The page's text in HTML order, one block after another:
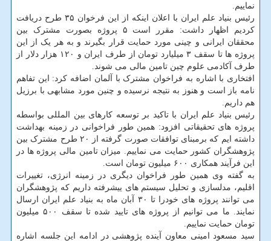
نماییم.
رئیس بنیاد علم ایران با اعلان اینکه از این فرخوان ۳۵ طرح دریافت
کردیم اظهار داشت: مقرر است ۵ پروژه بصورت مشترک بین
محققان ایرانی و چینی مورد حمایت قرار بگیرند و به هر یک از این
پروژه ها تا سقف ۳ میلیارد تومان از طرف ایران و ۱۲۰ هزار دلار از
طرف آکادمی علوم چین تامین مالی می شوند.
افتخاری با اشاره به فراخوان مشترک با آلمان اضافه کرد: این تفاهم
نامه باز است و هنوز به نتیجه نرسیده و چنین مورد مشابهی با برزیل
هم داریم.
رئیس بنیاد علم ایران با تاکید بر توسعه کارهای بین المللی بواسطه
پروژه های تحقیقاتی افزود: همین طور فراخوانی در زمینه بهداشت
داشته ایم که برمبنای توافقات صورت گرفته از ۲۰ طرح مشترک بین
پژوهشگران کشور حمایت می نماییم. میزان تامین مالی پروژه ها در
این فرآیند همکاری ۶۰۰ میلیون تومان است.
به گفته وی همین طور فراخوان دیگری در زمینه انرژی، تغییرات
اقلیم، مدلسازی و تحلیل سیستم های ییشرفته داریم که پژوهشگران
می توانند پروژه های خودرا تا ۳۰ آبان ماه به بنیاد علم ایران ارسال
نمایند. ما می توانیم از پروژه های تایید شده تا سقف ۵۰۰ میلیون
تومان حمایت نماییم.
سید مسعود امینی معاون آینده پژوهشی در ادامه این جلسه اشاره